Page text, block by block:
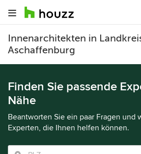
Innenarchitekten in
Aschaffenburg
Finden Sie passende
Nähe
Beantworten Sie ein paar Fragen und
Experten, die Ihnen helfen können.